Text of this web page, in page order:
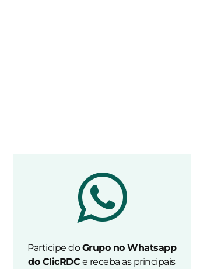
Participe doGrupo no Whatsapp
do ClicRDC e receba as principais